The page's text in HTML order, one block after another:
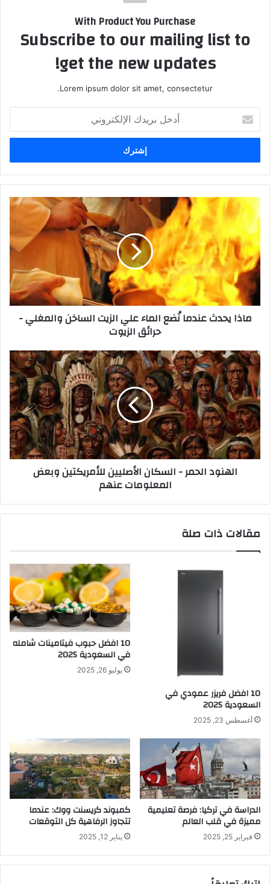
With Product You Purchase
Subscribe to our mailing list to
get the new updates!
Lorem ipsum dolor sit amet, consectetur.
بريدك
الإلكتروني
ماذا يحدث عندما نُضع الماء علي الزيت الساخن والمغلي -
حرائق الزيوت
الهنود الحمر - السكان الأصليين للأمريكتين وبعض
المعلومات عنهم
مقالات ذات صلة
10 افضل فريزر عمودي​ في
السعودية​ 2025
أغسطس 23, 2025
10 افضل حبوب فيتامينات شامله​
في السعودية 2025
يوليو 26, 2025
الدراسة في تركيا: فرصة تعليمية
مميزة في قلب العالم
فبراير 25, 2025
كمبوند كريسنت ووك: عندما
تتجاوز الرفاهية كل التوقعات
يناير 12, 2025